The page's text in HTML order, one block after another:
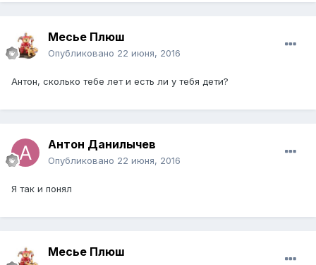
Месье Плюш
Опубликовано 22 июня, 2016
Антон, сколько тебе лет и есть ли у тебя дети?
Антон Данилычев
Опубликовано 22 июня, 2016
Я так и понял
Месье Плюш